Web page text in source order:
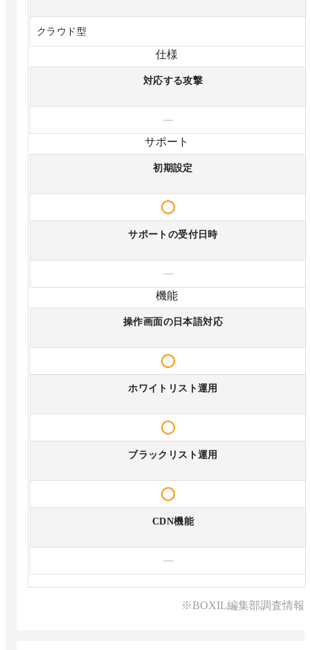
クラウド型
仕様
対応する攻撃
—
サポート
初期設定
サポートの受付日時
—
機能
操作画面の日本語対応
ホワイトリスト運用
ブラックリスト運用
CDN機能
—
※BOXIL編集部調査情報